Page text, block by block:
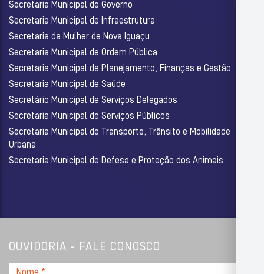
Secretaria Municipal de Governo
Secretaria Municipal de Infraestrutura
Secretaria da Mulher de Nova Iguaçu
Secretaria Municipal de Ordem Pública
Secretaria Municipal de Planejamento, Finanças e Gestão
Secretaria Municipal de Saúde
Secretário Municipal de Serviços Delegados
Secretaria Municipal de Serviços Públicos
Secretaria Municipal de Transporte, Trânsito e Mobilidade
Urbana
Secretaria Municipal de Defesa e Proteção dos Animais
OUVIDORIA - FALE CONOSCO
Nome